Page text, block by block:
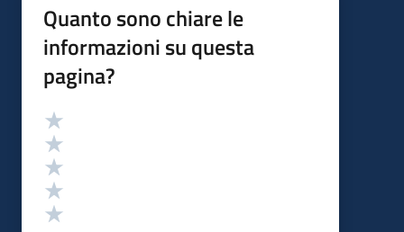
Quanto sono chiare le
informazioni su questa
pagina?
Valutazione